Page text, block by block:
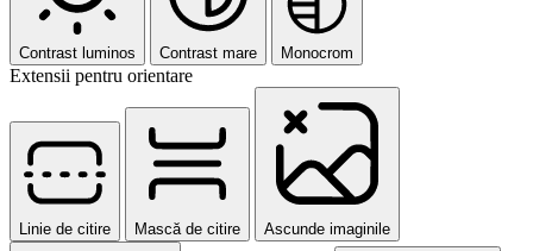
Contrast luminos Contrast mare Monocrom
Extensii pentru orientare
Linie de citire Mască de citire Ascunde imaginile